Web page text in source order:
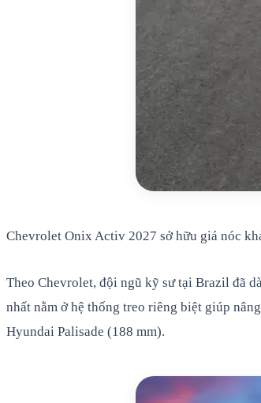
Chevrolet Onix Activ 2027 sở hữu giá nóc
Theo Chevrolet, đội ngũ kỹ sư tại Brazil đã
nhất nằm ở hệ thống treo riêng biệt giúp
Hyundai Palisade (188 mm).